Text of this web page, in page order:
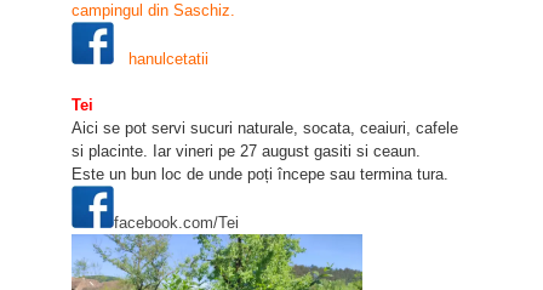
campingul din Saschiz.
hanulcetatii
Tei
Aici se pot servi sucuri naturale, socata, ceaiuri, cafele
si placinte. Iar vineri pe 27 august gasiti si ceaun.
Este un bun loc de unde poți începe sau termina tura.
facebook.com/Tei